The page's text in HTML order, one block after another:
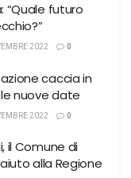
“Quale futuro
2022 0
caccia in
nuove date
2022 0
il Comune di
alla Regione